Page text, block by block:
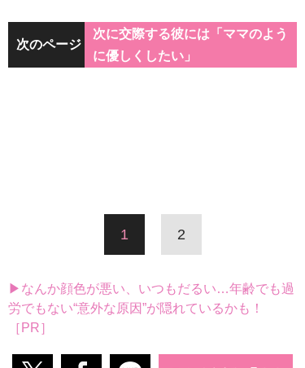
次のページ
次に交際する彼には「ママのよう
に優しくしたい」
1 2
▶なんか顔色が悪い、いつもだるい…年齢でも過
労でもない“意外な原因”が隠れているかも！
［PR］